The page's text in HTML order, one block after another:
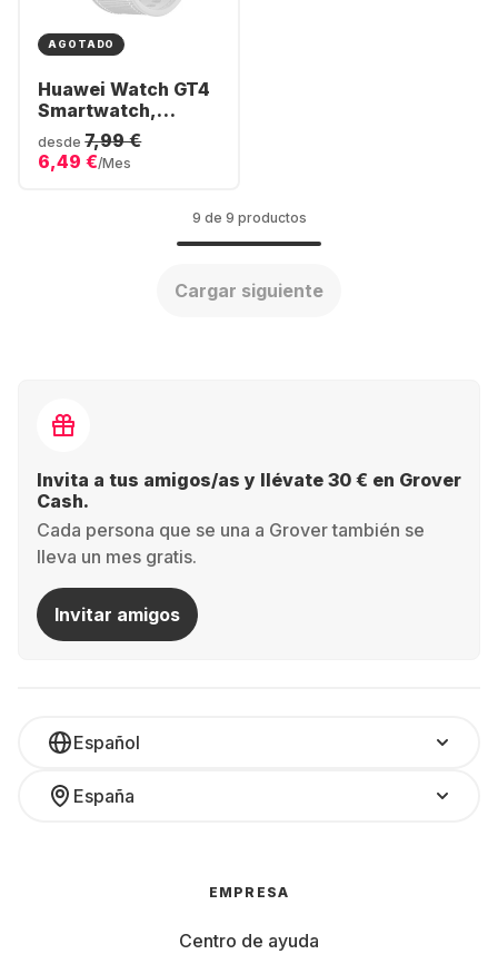
AGOTADO
Huawei Watch GT4
Smartwatch,
Stainless Steel
Case, 46mm
desde 7,99 €
6,49 €/Mes
9 de 9 productos
Cargar siguiente
Invita a tus amigos/as y llévate 30 € en Grover
Cash.
Cada persona que se una a Grover también se
lleva un mes gratis.
Invitar amigos
Español
España
EMPRESA
Centro de ayuda